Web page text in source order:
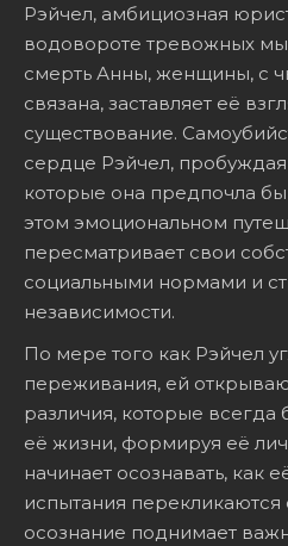
Рэйчел, амбициозная
водовороте тревожных
смерть Анны, женщины, с
связана, заставляет её
существование.
сердце Рэйчел,
которые она предпочла
этом эмоциональном
пересматривает свои
социальными нормами и
независимости.
По мере того как Рэйчел
переживания, ей
различия, которые всегда
её жизни, формируя её
начинает осознавать, как
испытания перекликаются
осознание поднимает